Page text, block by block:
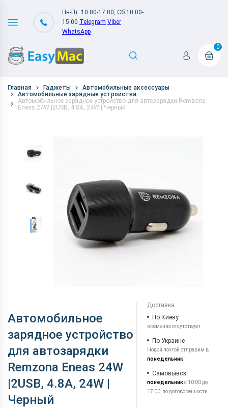
Пн-Пт: 10:00-17:00, Сб:10:00-
15:00 Telegram Viber
WhatsApp
0
Главная Гаджеты
Автомобильные аксессуары
Автомобильные зарядные устройства
Автомобильное зарядное устройство для автозарядки Remzona
Eneas 24W |2USB, 4.8A, 24W | Черный
Автомобильное
зарядное устройство
для автозарядки
Remzona Eneas 24W
|2USB, 4.8A, 24W |
Черный
Доставка
По Киеву
временно отсутствует
По Украине
Новой почтой отправим в
понедельник
Самовывоз
понедельникс 10:00 до
17:00, по договоренности